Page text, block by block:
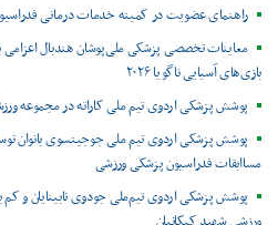
راهنمای عضویت در کمیته خدمات درمانی
معاینات تخصصی پزشکی ملی‌پوشان هندبال اعزامی
بازی‌های آسیایی ناگویا ۲۰۲۶
پوشش پزشکی اردوی تیم ملی کاراته در مجموعه
پوشش پزشکی اردوی تیم ملی جوجیتسوی بانوان
مساابقات فدراسیون پزشکی ورزشی
پوشش پزشکی اردوی تیم‌ملی جودوی نابینایان و کم